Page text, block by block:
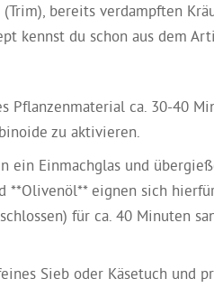
bereits verdampften
kennst du schon aus dem
Pflanzenmaterial ca. 30-40
zu aktivieren.
ein Einmachglas und
**Olivenöl** eignen sich
für ca. 40 Minuten
Sieb oder Käsetuch und